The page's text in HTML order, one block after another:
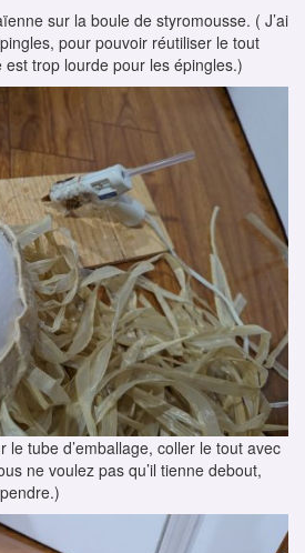
sur la boule de styromousse. ( J’ai
pour pouvoir réutiliser le tout
trop lourde pour les épingles.)
le tube d’emballage, coller le tout avec
ne voulez pas qu’il tienne debout,